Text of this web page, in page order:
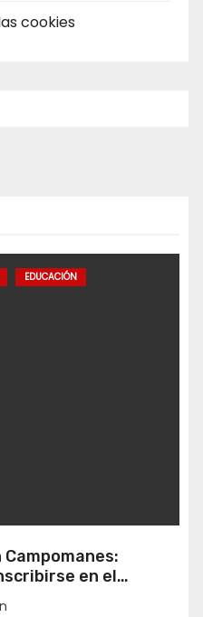
cookies
EDUCACIÓN
en el